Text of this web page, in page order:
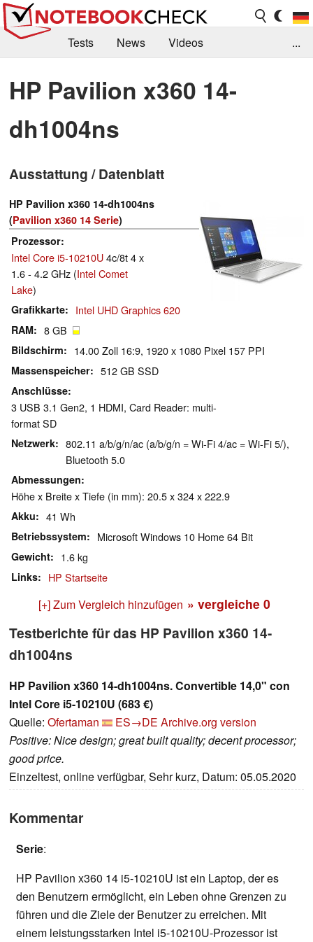
Tests News
Videos
Kaufberatung
Deals Suche
Jobs
Forum
...
HP Pavilion x360 14-
dh1004ns
Ausstattung / Datenblatt
HP Pavilion x360 14-dh1004ns
(Pavilion x360 14 Serie)
Prozessor
Intel Core i5-10210U4c/8t 4 x
1.6 - 4.2 GHz (Intel Comet
Lake)
Grafikkarte Intel UHD Graphics 620
RAM 8 GB
Bildschirm 14.00 Zoll 16:9, 1920 x 1080 Pixel 157 PPI
Massenspeicher 512 GB SSD
Anschlüsse
3 USB 3.1 Gen2, 1 HDMI, Card Reader: multi-
format SD
Netzwerk
802.11 a/b/g/n/ac (a/b/g/n = Wi-Fi 4/ac = Wi-Fi 5/),
Bluetooth 5.0
Abmessungen
Höhe x Breite x Tiefe (in mm): 20.5 x 324 x 222.9
Akku 41 Wh
Betriebssystem Microsoft Windows 10 Home 64 Bit
Gewicht 1.6 kg
Links HP Startseite
[+] Zum Vergleich hinzufügen » vergleiche 0
Testberichte für das HP Pavilion x360 14-
dh1004ns
HP Pavilion x360 14-dh1004ns. Convertible 14,0" con
Intel Core i5-10210U (683 €)
Quelle: Ofertaman ES→DE Archive.org version
Positive: Nice design; great built quality; decent processor;
good price.
Einzeltest, online verfügbar, Sehr kurz, Datum: 05.05.2020
Kommentar
Serie:
HP Pavilion x360 14 i5-10210U ist ein Laptop, der es
den Benutzern ermöglicht, ein Leben ohne Grenzen zu
führen und die Ziele der Benutzer zu erreichen. Mit
einem leistungsstarken Intel i5-10210U-Prozessor ist